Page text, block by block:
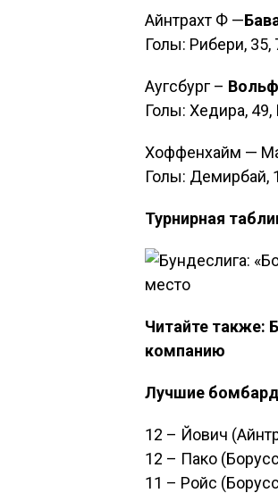
Айнтрахт Ф —
Голы: Рибери, 35,
Аугсбург –
Голы: Хедира, 49,
Хоффенхайм —
Голы: Демирбай,
Турнирная
Читайте также:
компанию
Лучшие
12 – Йович
12 – Пако
11 – Ройс